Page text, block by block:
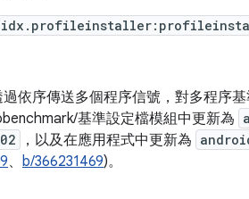
依序傳送多個程序信號，對多程序
基準設定檔模組中更新為
，以及在應用程式中更新為
、 b/366231469)。